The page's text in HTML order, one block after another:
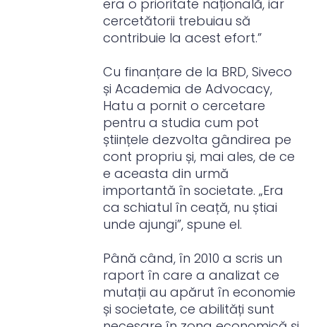
era o prioritate națională, iar
cercetătorii trebuiau să
contribuie la acest efort.”
Cu finanțare de la BRD, Siveco
și Academia de Advocacy,
Hatu a pornit o cercetare
pentru a studia cum pot
științele dezvolta gândirea pe
cont propriu și, mai ales, de ce
e aceasta din urmă
importantă în societate. „Era
ca schiatul în ceață, nu știai
unde ajungi”, spune el.
Până când, în 2010 a scris un
raport în care a analizat ce
mutații au apărut în economie
și societate, ce abilități sunt